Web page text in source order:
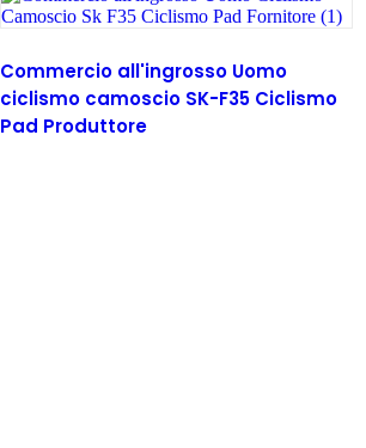
Commercio all'ingrosso Uomo
ciclismo camoscio SK-F35 Ciclismo
Pad Produttore